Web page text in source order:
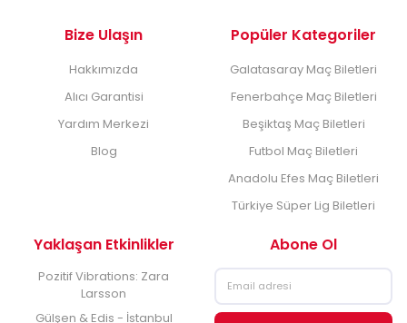
Bize Ulaşın
Hakkımızda
Alıcı Garantisi
Yardım Merkezi
Blog
Popüler Kategoriler
Galatasaray Maç Biletleri
Fenerbahçe Maç Biletleri
Beşiktaş Maç Biletleri
Futbol Maç Biletleri
Anadolu Efes Maç Biletleri
Türkiye Süper Lig Biletleri
Yaklaşan Etkinlikler
Pozitif Vibrations: Zara
Larsson
Gülşen & Edis - İstanbul
Abone Ol